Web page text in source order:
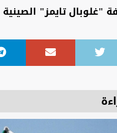
"غلوبال تايمز" الصينية